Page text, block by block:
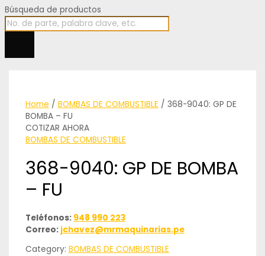
Búsqueda de productos
Home / BOMBAS DE COMBUSTIBLE / 368-9040: GP DE
BOMBA – FU
COTIZAR AHORA
BOMBAS DE COMBUSTIBLE
368-9040: GP DE BOMBA
– FU
Teléfonos: 948 990 223
Correo: jchavez@mrmaquinarias.pe
Category: BOMBAS DE COMBUSTIBLE